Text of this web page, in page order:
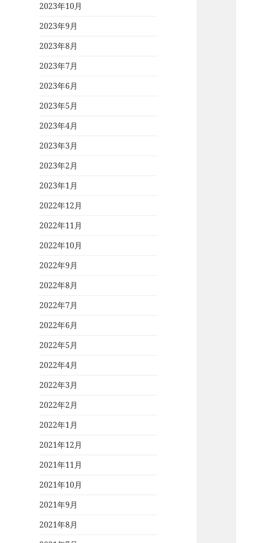
2023年10月
2023年9月
2023年8月
2023年7月
2023年6月
2023年5月
2023年4月
2023年3月
2023年2月
2023年1月
2022年12月
2022年11月
2022年10月
2022年9月
2022年8月
2022年7月
2022年6月
2022年5月
2022年4月
2022年3月
2022年2月
2022年1月
2021年12月
2021年11月
2021年10月
2021年9月
2021年8月